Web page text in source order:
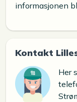
informasjonen
Kontakt
Her